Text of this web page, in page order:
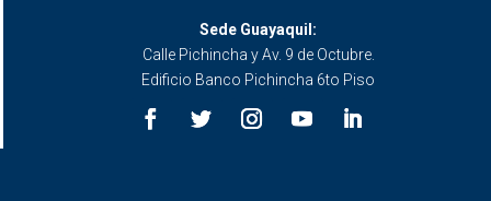
Sede Guayaquil:
Calle Pichincha y Av. 9 de Octubre.
Edificio Banco Pichincha 6to Piso